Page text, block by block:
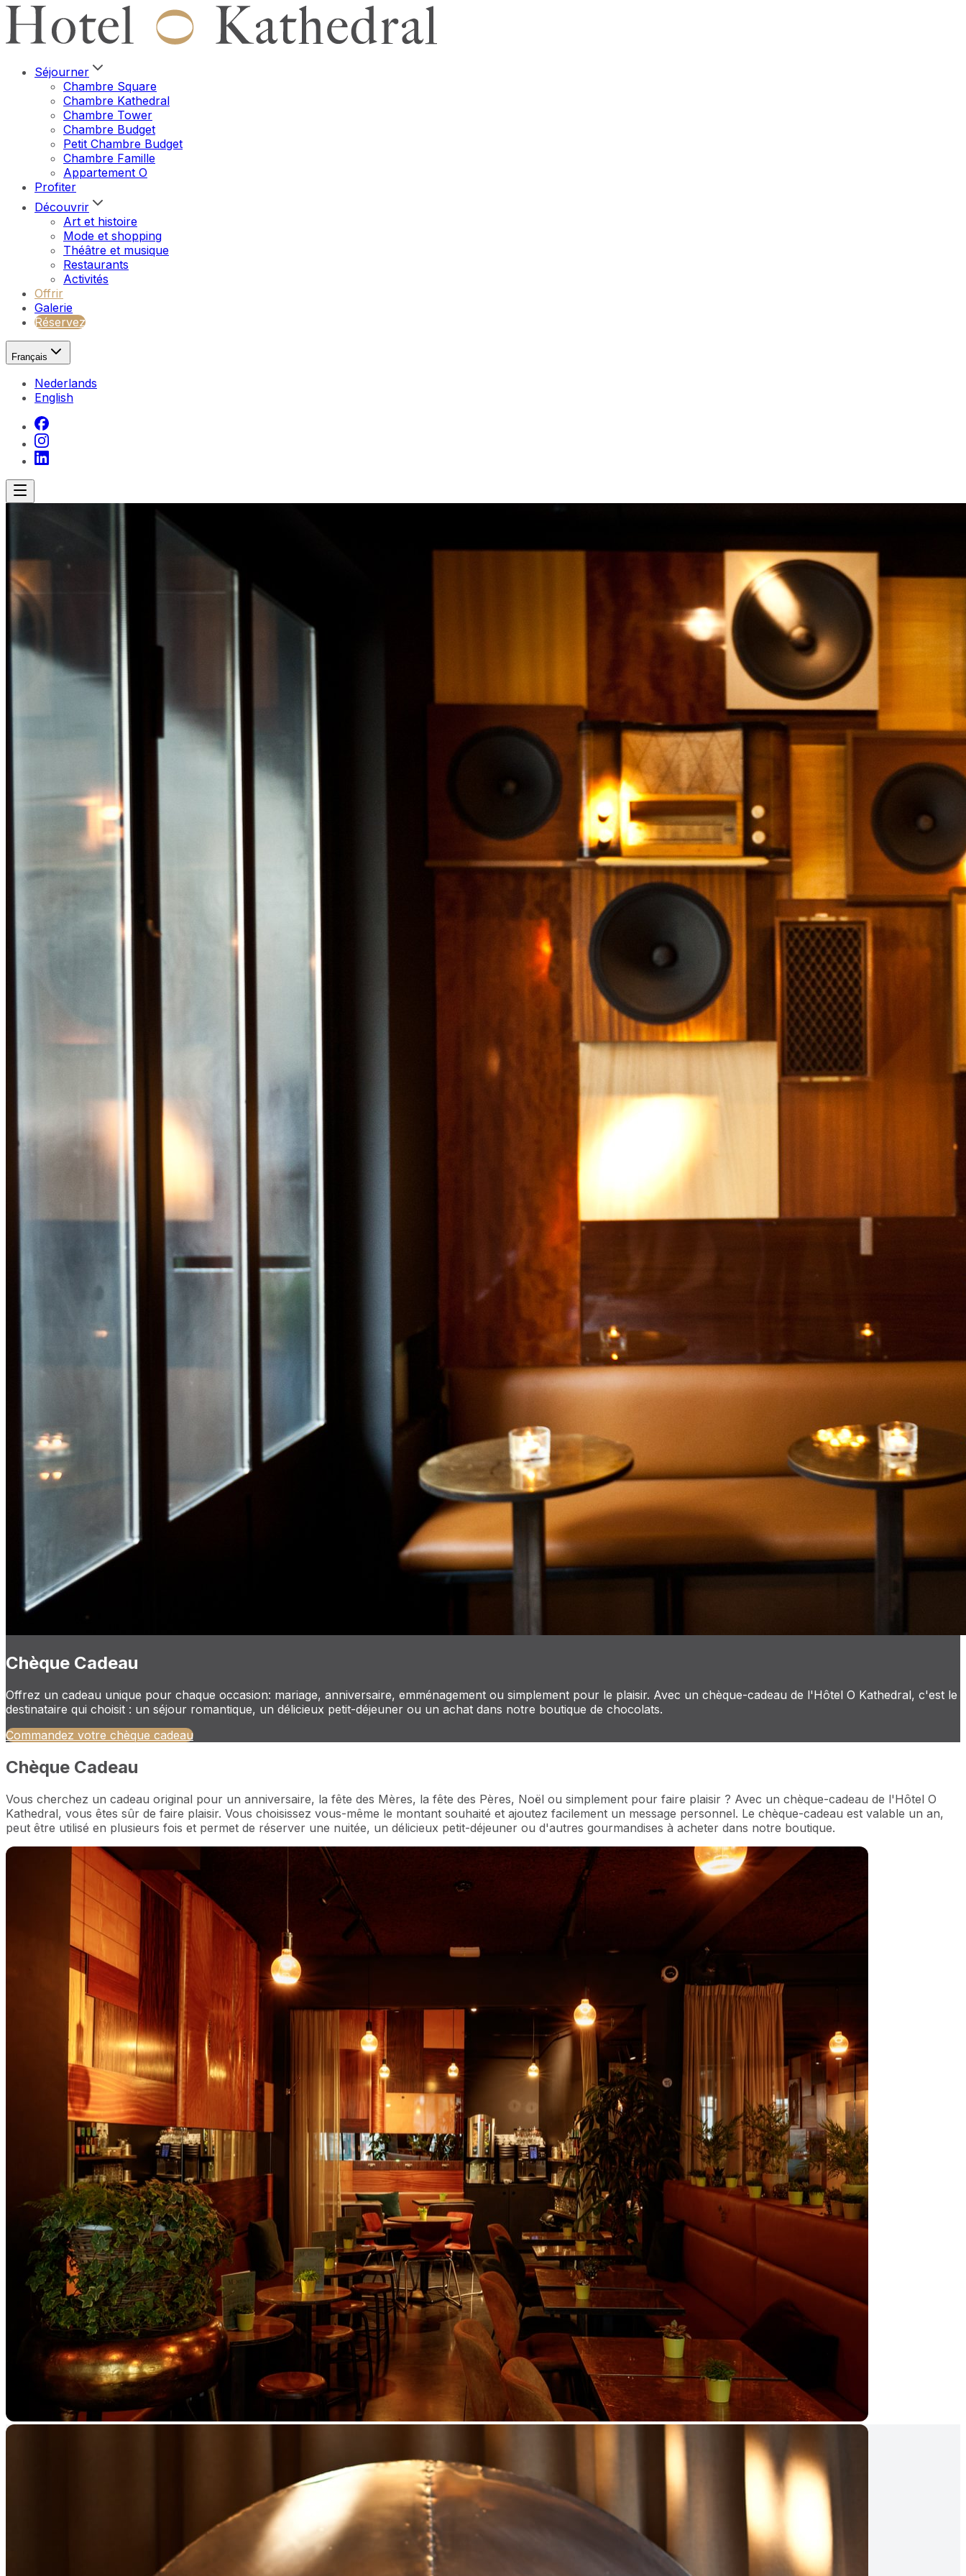
Séjourner
Chambre Square
Chambre Kathedral
Chambre Tower
Chambre Budget
Petit Chambre Budget
Chambre Famille
Appartement O
Profiter
Découvrir
Art et histoire
Mode et shopping
Théâtre et musique
Restaurants
Activités
Offrir
Galerie
Réservez
Français
Nederlands
English
Chèque Cadeau
Offrez un cadeau unique pour chaque occasion: mariage, anniversaire, emménagement ou simplement pour le plaisir. Avec un chèque-cadeau de l'Hôtel O Kathedral, c'est le
destinataire qui choisit : un séjour romantique, un délicieux petit-déjeuner ou un achat dans notre boutique de chocolats.
Commandez votre chèque cadeau
Chèque Cadeau
Vous cherchez un cadeau original pour un anniversaire, la fête des Mères, la fête des Pères, Noël ou simplement pour faire plaisir ? Avec un chèque-cadeau de l'Hôtel O
Kathedral, vous êtes sûr de faire plaisir. Vous choisissez vous-même le montant souhaité et ajoutez facilement un message personnel. Le chèque-cadeau est valable un an,
peut être utilisé en plusieurs fois et permet de réserver une nuitée, un délicieux petit-déjeuner ou d'autres gourmandises à acheter dans notre boutique.